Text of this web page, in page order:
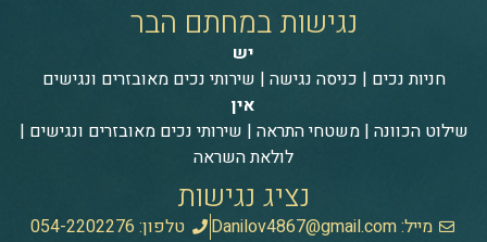
נגישות במחתם הבר
יש
חניות נכים | כניסה נגישה | שירותי נכים מאובזרים ונגישים
אין
שילוט הכוונה | משטחי התראה | שירותי נכים מאובזרים ונגישים |
לולאת השראה
נציג נגישות
מייל: Danilov4867@gmail.com טלפון: 054-2202276